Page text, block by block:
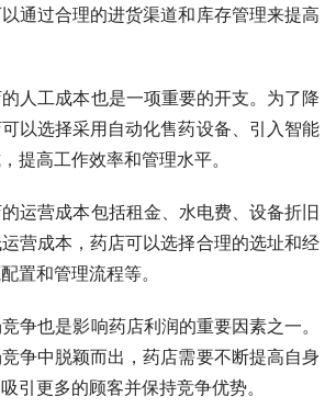
通过合理的进货渠道和库存管理来提高
人工成本也是一项重要的开支。为了降
以选择采用自动化售药设备、引入智能
提高工作效率和管理水平。
运营成本包括租金、水电费、设备折旧
营成本，药店可以选择合理的选址和经
置和管理流程等。
争也是影响药店利润的重要因素之一。
争中脱颖而出，药店需要不断提高自身
引更多的顾客并保持竞争优势。